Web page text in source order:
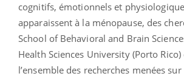
cognitifs, émotionnels et
apparaissent à la ménopause, des
School of Behavioral and Brain
Health Sciences University (Porto
l’ensemble des recherches menées sur